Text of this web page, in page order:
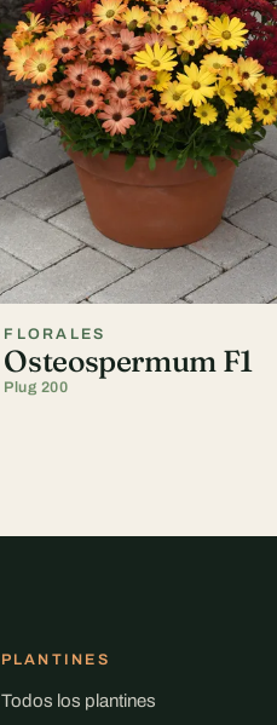
FLORALES
Osteospermum F1
Plug 200
PLANTINES
Todos los plantines